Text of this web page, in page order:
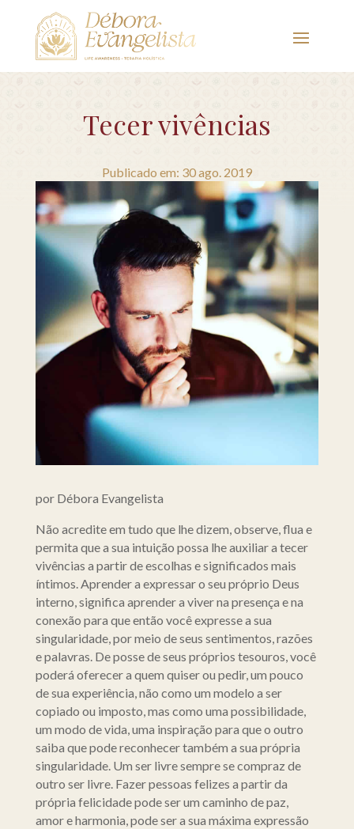
Tecer vivências
Publicado em: 30 ago. 2019
por Débora Evangelista
Não acredite em tudo que lhe dizem, observe, flua e
permita que a sua intuição possa lhe auxiliar a tecer
vivências a partir de escolhas e significados mais
íntimos. Aprender a expressar o seu próprio Deus
interno, significa aprender a viver na presença e na
conexão para que então você expresse a sua
singularidade, por meio de seus sentimentos, razões
e palavras. De posse de seus próprios tesouros, você
poderá oferecer a quem quiser ou pedir, um pouco
de sua experiência, não como um modelo a ser
copiado ou imposto, mas como uma possibilidade,
um modo de vida, uma inspiração para que o outro
saiba que pode reconhecer também a sua própria
singularidade. Um ser livre sempre se compraz de
outro ser livre. Fazer pessoas felizes a partir da
própria felicidade pode ser um caminho de paz,
amor e harmonia, pode ser a sua máxima expressão